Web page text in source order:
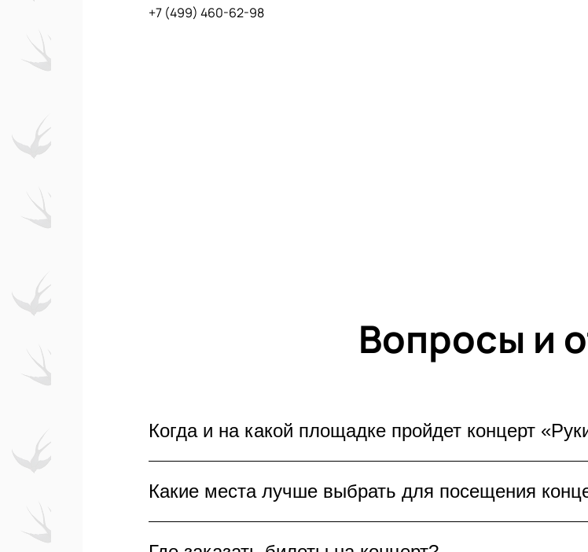
+7 (499) 460-62-98
Вопросы и
Когда и на какой площадке пройдет концерт
Концерт группы «Руки Вверх!» пройдет
столицы — в Лужниках. Зрителей ждёт грандиозное
настоящего праздника для всех поклонников
Какие места лучше выбрать для посещения
Выбирая места на концерт «Руки Вверх!» в Москве,